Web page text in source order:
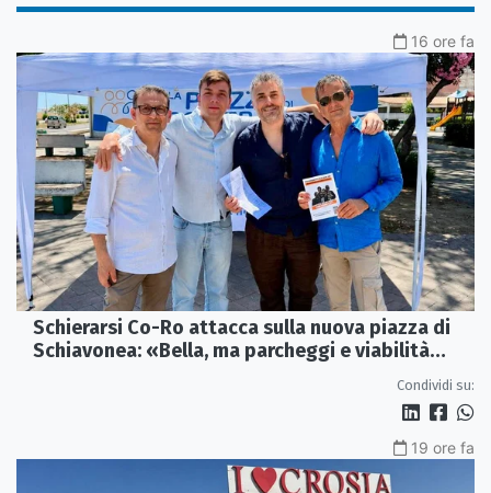
16 ore fa
Schierarsi Co-Ro attacca sulla nuova piazza di
Schiavonea: «Bella, ma parcheggi e viabilità
Condividi su:
19 ore fa